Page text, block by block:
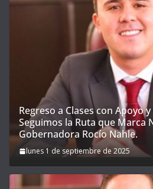
Regreso a Clases con Apoyo
Seguimos la Ruta que Marca
Gobernadora Rocío Nahle.
lunes 1 de septiembre de 2025